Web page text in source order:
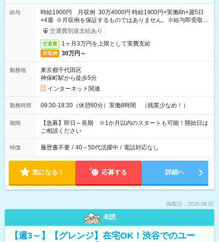
給与
時給1900円 月収例 30万4000円 時給1900円×実働8h×週5日
×4週 ※月収例を保証するものではありません。※給与即受取り
サービス利用可（利用条件有）
交通費別途支給あり
交通費 1ヶ月3万円を上限として実費支給
月収例 30万円～
勤務地
東京都千代田区
神保町駅から徒歩5分
インターネット関連
勤務時間 09:30-18:30（休憩60分）実働8時間 （残業少なめ！）
期間
【急募】即日～長期 ※1か月以内のスタートも可能！開始日は
ご相談ください
特徴 履歴書不要 / 40～50代活躍中 / 電話対応なし
気になる！ 応募する 詳細へ
掲載日：2026.08.07
未読
【週3～】【グレンジ】在宅OK！渋谷でのユー